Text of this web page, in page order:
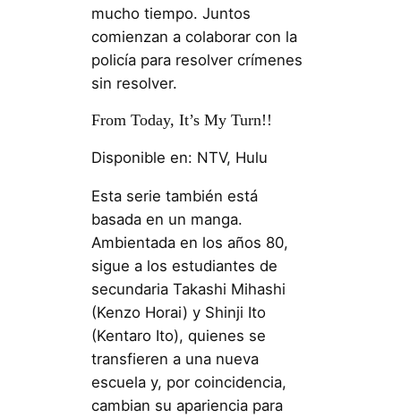
mucho tiempo. Juntos
comienzan a colaborar con la
policía para resolver crímenes
sin resolver.
From Today, It’s My Turn!!
Disponible en: NTV, Hulu
Esta serie también está
basada en un manga.
Ambientada en los años 80,
sigue a los estudiantes de
secundaria Takashi Mihashi
(Kenzo Horai) y Shinji Ito
(Kentaro Ito), quienes se
transfieren a una nueva
escuela y, por coincidencia,
cambian su apariencia para